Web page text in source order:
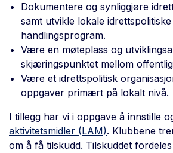
Dokumentere og synliggjøre
samt utvikle lokale idrettspolitiske
handlingsprogram.
Være en møteplass og
skjæringspunktet mellom
Være et idrettspolitisk
oppgaver primært på lokalt nivå.
I tillegg har vi i oppgave å innstille
aktivitetsmidler (LAM). Klubbene
om å få tilskudd. Tilskuddet